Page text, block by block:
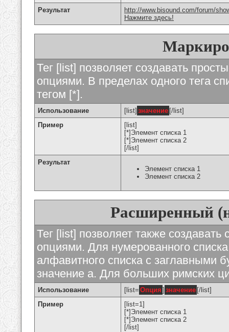
Результат
http://www.bisound.com/forum/
Нажмите здесь!
Тег [list] позволяет создавать
опциями. В пределах одного тега
тегом [*].
Использование [list] значение [/list]
Пример
[list]
[*]Элемент списка 1
[*]Элемент списка 2
[/list]
Результат
Элемент списка 1
Элемент списка 2
Расширенный
Тег [list] позволяет также
опциями. Для нумерованного
алфавитного списка с заглавными
значение а. Для больших римских
Использование [list= Опция ] значение [/list]
Пример
[list=1]
[*]Элемент списка 1
[*]Элемент списка 2
[/list]